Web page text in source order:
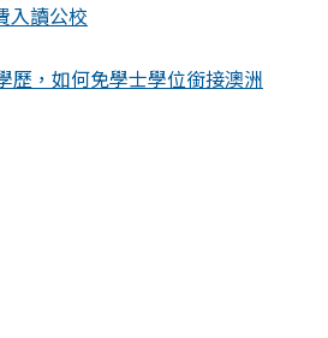
入讀公校
歷，如何免學士學位銜接澳洲